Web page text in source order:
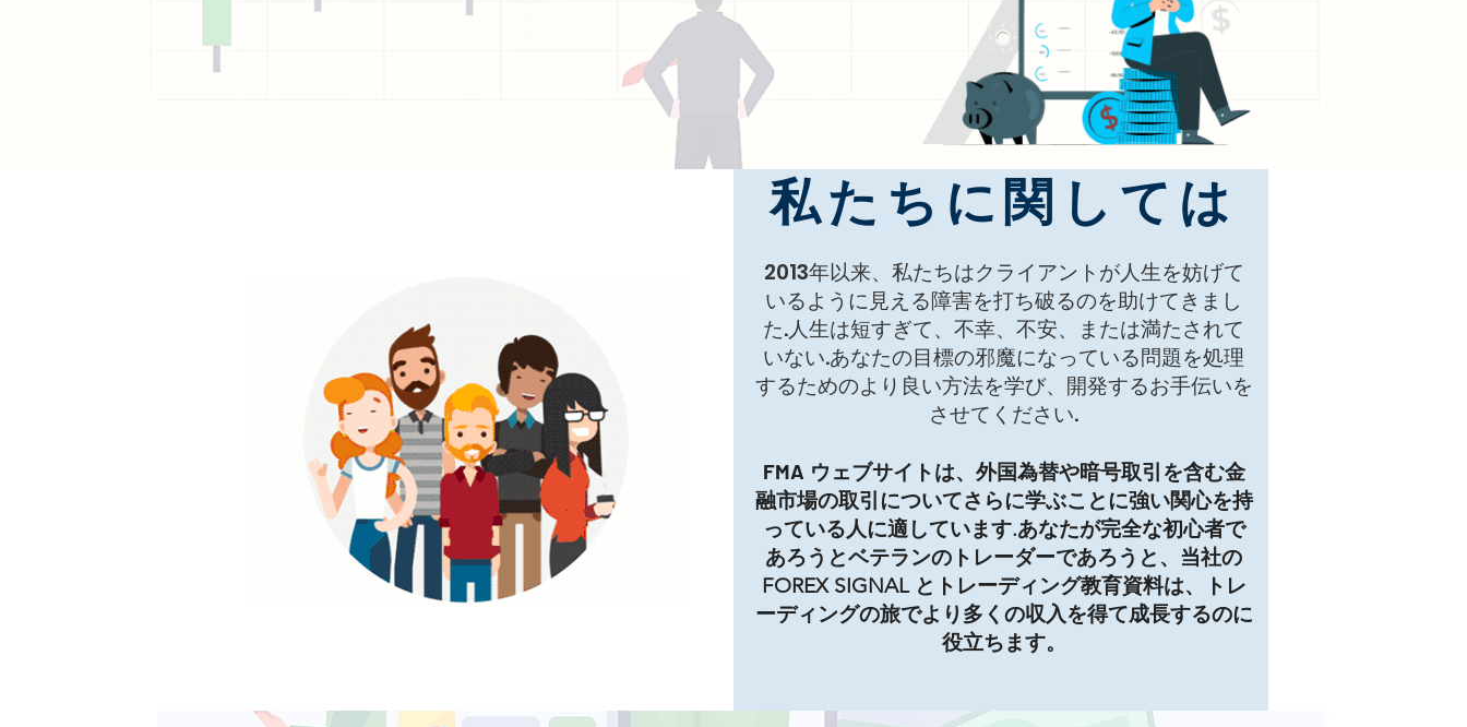
私たちに関しては
2013年以来、私たちはクライアントが人生を妨げて
いるように見える障害を打ち破るのを助けてきまし
た.人生は短すぎて、不幸、不安、または満たされて
いない.あなたの目標の邪魔になっている問題を処理
するためのより良い方法を学び、開発するお手伝いを
させてください.
FMA ウェブサイトは、外国為替や暗号取引を含む金
融市場の取引についてさらに学ぶことに強い関心を持
っている人に適しています.あなたが完全な初心者で
あろうとベテランのトレーダーであろうと、当社の
FOREX SIGNAL とトレーディング教育資料は、トレ
ーディングの旅でより多くの収入を得て成長するのに
役立ちます。